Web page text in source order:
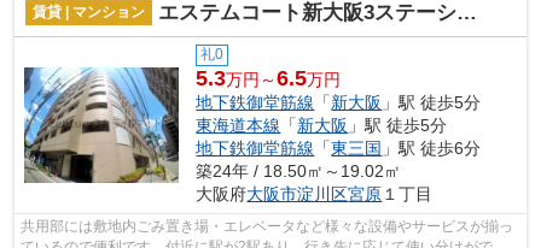
賃貸 | マンション エステムコート新大阪3ステーションプラザ
礼0
5.3万円～6.5万円
地下鉄御堂筋線 「新大阪 」駅 徒歩5分
東海道本線 「新大阪 」駅 徒歩5分
地下鉄御堂筋線 「東三国 」駅 徒歩6分
築24年 / 18.50㎡～19.02㎡
大阪府大阪市淀川区宮原 １丁目
共用部には敷地内ごみ置き場・エレベータなど様々な設備やサービスが揃っ